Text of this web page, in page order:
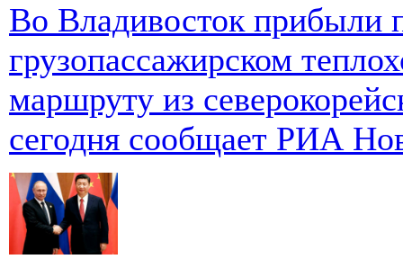
Во Владивосток прибыли
грузопассажирском
маршруту из
сегодня сообщает РИА